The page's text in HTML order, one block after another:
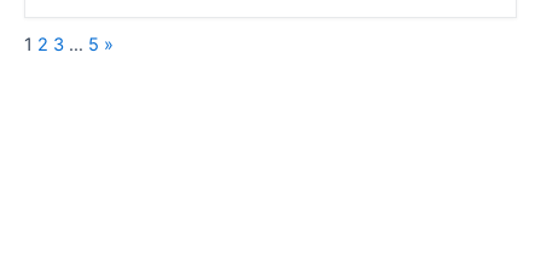
1 2 3 … 5 »